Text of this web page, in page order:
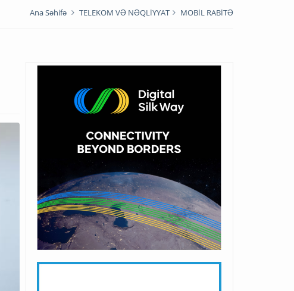
Ana Səhifə TELEKOM VƏ NƏQLİYYAT MOBİL RABİTƏ